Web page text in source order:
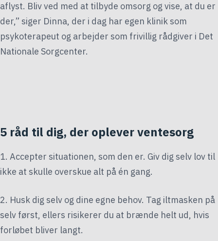
aflyst. Bliv ved med at tilbyde omsorg og vise, at du er
der,” siger Dinna, der i dag har egen klinik som
psykoterapeut og arbejder som frivillig rådgiver i Det
Nationale Sorgcenter.
5 råd til dig, der oplever ventesorg
1. Accepter situationen, som den er. Giv dig selv lov til
ikke at skulle overskue alt på én gang.
2. Husk dig selv og dine egne behov. Tag iltmasken på
selv først, ellers risikerer du at brænde helt ud, hvis
forløbet bliver langt.